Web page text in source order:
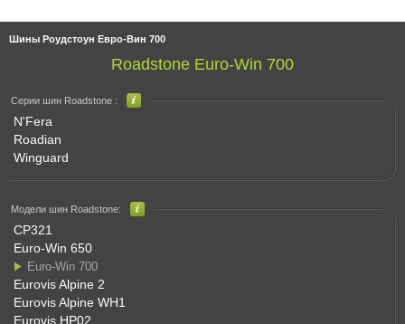
Шины Роудстоун Евро-Вин 700
Roadstone Euro-Win 700
Серии шин Roadstone :
N'Fera
Roadian
Winguard
Модели шин Roadstone:
CP321
Euro-Win 650
Euro-Win 700
Eurovis Alpine 2
Eurovis Alpine WH1
Eurovis HP02